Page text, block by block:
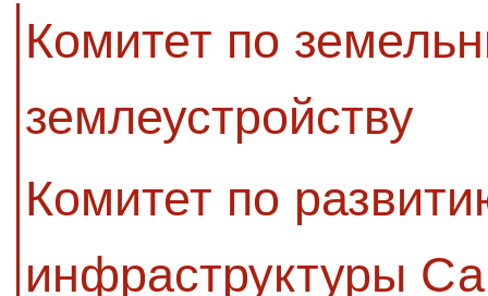
Комитет по
землеустройству
Комитет по
инфраструктуры